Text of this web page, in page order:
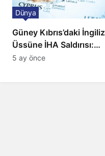
Güney Kıbrıs’daki İngiliz
Üssüne İHA Saldırısı:
Patlama, Sirenler ve
Dünya
5 ay önce